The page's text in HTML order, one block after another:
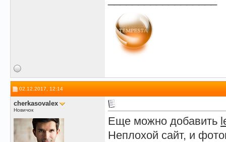
02.12.2017, 12:14
сherkasovalex
Новичок
Еще можно добавить
Неплохой сайт, и